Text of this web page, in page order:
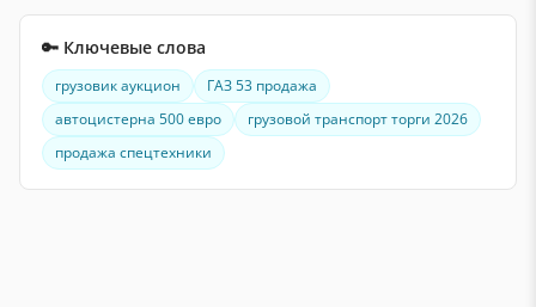
🔑 Ключевые слова
грузовик аукцион
ГАЗ 53 продажа
автоцистерна 500 евро
грузовой транспорт торги 2026
продажа спецтехники